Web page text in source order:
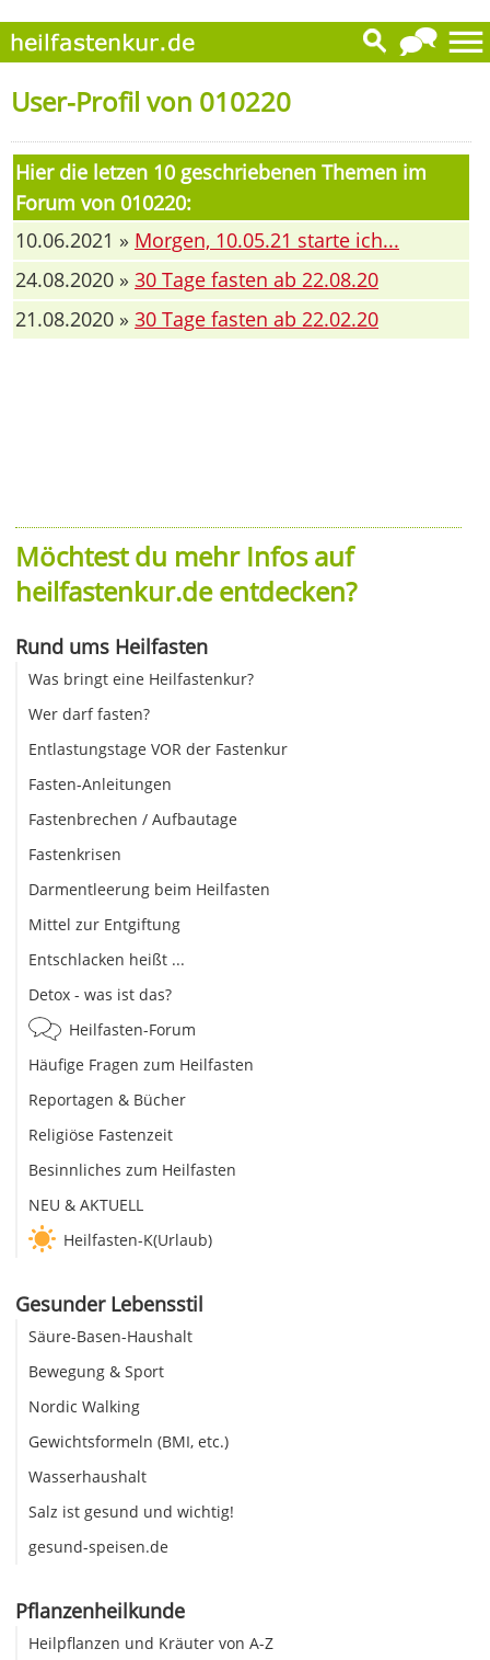
User-Profil von 010220
Hier die letzen 10 geschriebenen Themen im
Forum von 010220:
10.06.2021 » Morgen, 10.05.21 starte ich...
24.08.2020 » 30 Tage fasten ab 22.08.20
21.08.2020 » 30 Tage fasten ab 22.02.20
Möchtest du mehr Infos auf
heilfastenkur.de entdecken?
Rund ums Heilfasten
Was bringt eine Heilfastenkur?
Wer darf fasten?
Entlastungstage VOR der Fastenkur
Fasten-Anleitungen
Fastenbrechen / Aufbautage
Fastenkrisen
Darmentleerung beim Heilfasten
Mittel zur Entgiftung
Entschlacken heißt ...
Detox - was ist das?
Heilfasten-Forum
Häufige Fragen zum Heilfasten
Reportagen & Bücher
Religiöse Fastenzeit
Besinnliches zum Heilfasten
NEU & AKTUELL
Heilfasten-K(Urlaub)
Gesunder Lebensstil
Säure-Basen-Haushalt
Bewegung & Sport
Nordic Walking
Gewichtsformeln (BMI, etc.)
Wasserhaushalt
Salz ist gesund und wichtig!
gesund-speisen.de
Pflanzenheilkunde
Heilpflanzen und Kräuter von A-Z